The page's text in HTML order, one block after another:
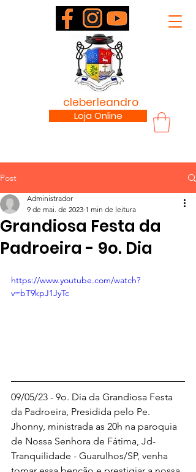
cleberleandro
Loja Online
Post
Grandiosa Festa da
Padroeira - 9o. Dia
Administrador
9 de mai. de 2023 1 min de leitura
https://www.youtube.com/watch?
v=bT9kpJ1JyTc
09/05/23 - 9o. Dia da Grandiosa Festa
da Padroeira, Presidida pelo Pe.
Jhonny, ministrada as 20h na paroquia
de Nossa Senhora de Fátima, Jd-
Tranquilidade - Guarulhos/SP, venha